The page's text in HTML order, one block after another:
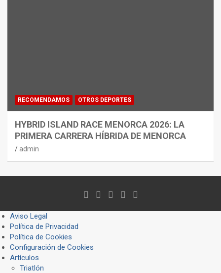
RECOMENDAMOS OTROS DEPORTES
HYBRID ISLAND RACE MENORCA 2026: LA
PRIMERA CARRERA HÍBRIDA DE MENORCA
admin
Aviso Legal
Política de Privacidad
Política de Cookies
Configuración de Cookies
Artículos
Triatlón